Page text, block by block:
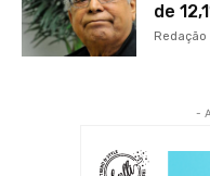
de
Redação
-